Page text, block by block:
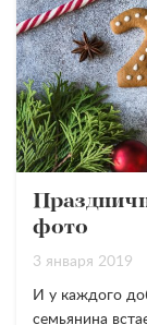
фото
3 января 2019
И у каждого
семьянина